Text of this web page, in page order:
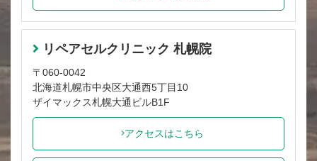
リペアセルクリニック 札幌院
〒060-0042
北海道札幌市中央区大通西5丁目10
ザイマックス札幌大通ビルB1F
アクセスはこちら